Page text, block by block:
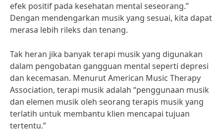
efek positif pada kesehatan mental seseorang.”
Dengan mendengarkan musik yang sesuai, kita dapat
merasa lebih rileks dan tenang.
Tak heran jika banyak terapi musik yang digunakan
dalam pengobatan gangguan mental seperti depresi
dan kecemasan. Menurut American Music Therapy
Association, terapi musik adalah “penggunaan musik
dan elemen musik oleh seorang terapis musik yang
terlatih untuk membantu klien mencapai tujuan
tertentu.”